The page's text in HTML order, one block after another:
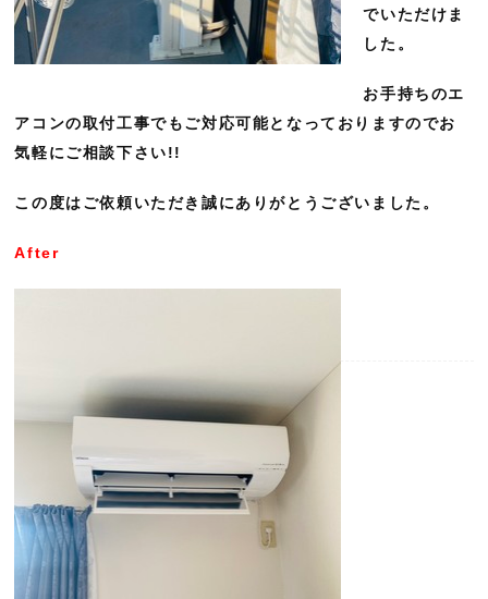
でいただけま
した。
お手持ちのエ
アコンの取付工事でもご対応可能となっておりますのでお
気軽にご相談下さい!!
この度はご依頼いただき誠にありがとうございました。
After